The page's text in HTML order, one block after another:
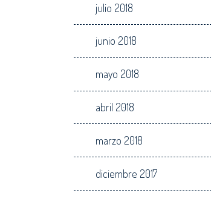
julio 2018
junio 2018
mayo 2018
abril 2018
marzo 2018
diciembre 2017